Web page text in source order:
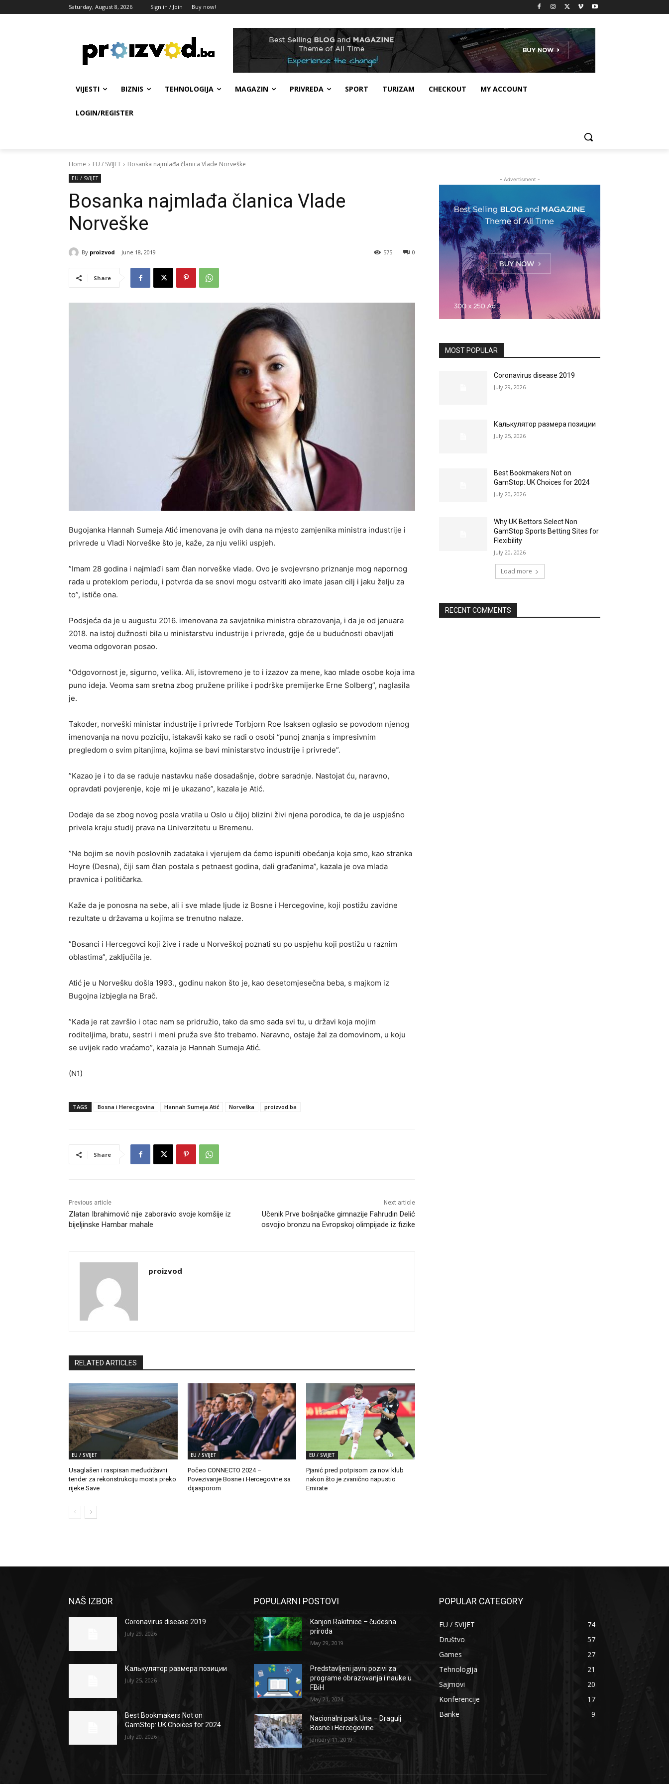
Saturday, August 8, 2026 Sign in / Join Buy now!
VIJESTI BIZNIS TEHNOLOGIJA MAGAZIN PRIVREDA SPORT TURIZAM CHECKOUT MY ACCOUNT
LOGIN/REGISTER
Home EU / SVIJET Bosanka najmlađa članica Vlade Norveške
EU / SVIJET
Bosanka najmlađa članica Vlade
Norveške
By proizvod June 18, 2019 0
575
Share
Bugojanka Hannah Sumeja Atić imenovana je ovih dana na mjesto zamjenika ministra industrije i
privrede u Vladi Norveške što je, kaže, za nju veliki uspjeh.
”Imam 28 godina i najmlađi sam član norveške vlade. Ovo je svojevrsno priznanje mog napornog
rada u proteklom periodu, i potvrda da se snovi mogu ostvariti ako imate jasan cilj i jaku želju za
to”, ističe ona.
Podsjeća da je u augustu 2016. imenovana za savjetnika ministra obrazovanja, i da je od januara
2018. na istoj dužnosti bila u ministarstvu industrije i privrede, gdje će u budućnosti obavljati
veoma odgovoran posao.
”Odgovornost je, sigurno, velika. Ali, istovremeno je to i izazov za mene, kao mlade osobe koja ima
puno ideja. Veoma sam sretna zbog pružene prilike i podrške premijerke Erne Solberg”, naglasila
je.
Također, norveški ministar industrije i privrede Torbjorn Roe Isaksen oglasio se povodom njenog
imenovanja na novu poziciju, istakavši kako se radi o osobi “punoj znanja s impresivnim
pregledom o svim pitanjima, kojima se bavi ministarstvo industrije i privrede”.
”Kazao je i to da se raduje nastavku naše dosadašnje, dobre saradnje. Nastojat ću, naravno,
opravdati povjerenje, koje mi je ukazano”, kazala je Atić.
Dodaje da se zbog novog posla vratila u Oslo u čijoj blizini živi njena porodica, te da je uspješno
privela kraju studij prava na Univerzitetu u Bremenu.
”Ne bojim se novih poslovnih zadataka i vjerujem da ćemo ispuniti obećanja koja smo, kao stranka
Hoyre (Desna), čiji sam član postala s petnaest godina, dali građanima”, kazala je ova mlada
pravnica i političarka.
Kaže da je ponosna na sebe, ali i sve mlade ljude iz Bosne i Hercegovine, koji postižu zavidne
rezultate u državama u kojima se trenutno nalaze.
”Bosanci i Hercegovci koji žive i rade u Norveškoj poznati su po uspjehu koji postižu u raznim
oblastima”, zaključila je.
Atić je u Norvešku došla 1993., godinu nakon što je, kao desetomjesečna beba, s majkom iz
Bugojna izbjegla na Brač.
”Kada je rat završio i otac nam se pridružio, tako da smo sada svi tu, u državi koja mojim
roditeljima, bratu, sestri i meni pruža sve što trebamo. Naravno, ostaje žal za domovinom, u koju
se uvijek rado vraćamo”, kazala je Hannah Sumeja Atić.
(N1)
TAGS Bosna i Herecgovina Hannah Sumeja Atić Norveška proizvod.ba
Share
Previous article
Zlatan Ibrahimović nije zaboravio svoje komšije iz
bijeljinske Hambar mahale
Next article
Učenik Prve bošnjačke gimnazije Fahrudin Delić
osvojio bronzu na Evropskoj olimpijade iz fizike
proizvod
RELATED ARTICLES
EU / SVIJET
Usaglašen i raspisan međudržavni
tender za rekonstrukciju mosta preko
rijeke Save
EU / SVIJET
Počeo CONNECTO 2024 –
Povezivanje Bosne i Hercegovine sa
dijasporom
EU / SVIJET
Pjanić pred potpisom za novi klub
nakon što je zvanično napustio
Emirate
- Advertisment -
MOST POPULAR
Coronavirus disease 2019
July 29, 2026
Калькулятор размера позиции
July 25, 2026
Best Bookmakers Not on
GamStop: UK Choices for 2024
July 20, 2026
Why UK Bettors Select Non
GamStop Sports Betting Sites for
Flexibility
July 20, 2026
Load more
RECENT COMMENTS
NAŠ IZBOR
Coronavirus disease 2019
July 29, 2026
Калькулятор размера позиции
July 25, 2026
Best Bookmakers Not on
GamStop: UK Choices for 2024
July 20, 2026
POPULARNI POSTOVI
Kanjon Rakitnice – čudesna
priroda
May 29, 2019
Predstavljeni javni pozivi za
programe obrazovanja i nauke u
FBiH
May 21, 2024
Nacionalni park Una – Dragulj
Bosne i Hercegovine
January 11, 2019
POPULAR CATEGORY
EU / SVIJET
74
Društvo
57
Games
27
Tehnologija
21
Sajmovi
20
Konferencije
17
Banke
9